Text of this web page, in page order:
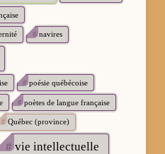
#navires
#poésie québécoise
#poètes de langue française
#Québec (province)
#vie intellectuelle